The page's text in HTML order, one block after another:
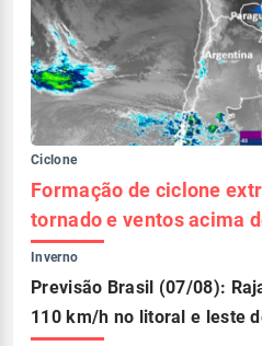
Ciclone
Formação de ciclone
tornado e ventos acima
Inverno
Previsão Brasil (07/08):
110 km/h no litoral e leste